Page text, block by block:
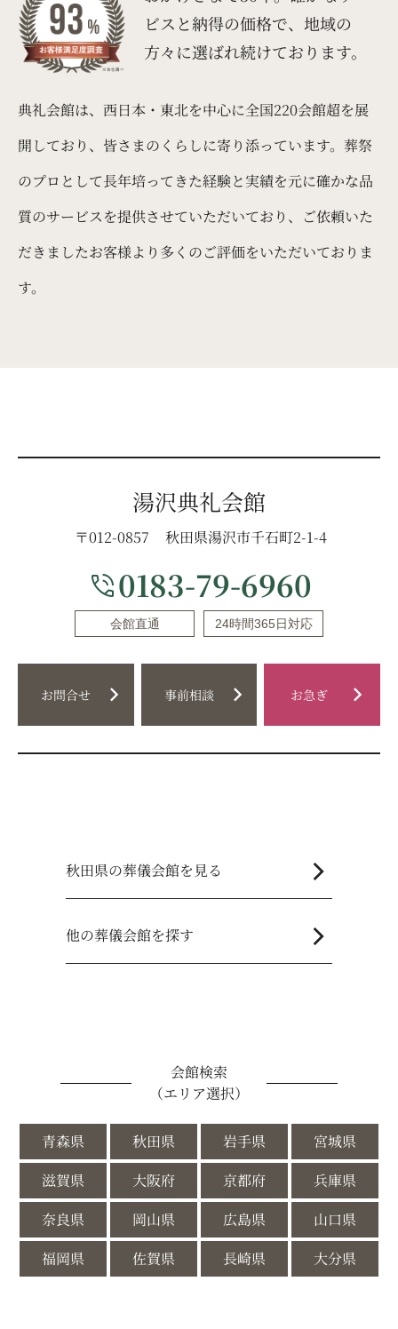
ビスと納得の価格で、地域の
方々に選ばれ続けております。
典礼会館は、西日本・東北を中心に全国220会館超を展
開しており、皆さまのくらしに寄り添っています。葬祭
のプロとして長年培ってきた経験と実績を元に確かな品
質のサービスを提供させていただいており、ご依頼いた
だきましたお客様より多くのご評価をいただいておりま
す。
湯沢典礼会館
〒012-0857 秋田県湯沢市千石町2-1-4
phone_in_talk0183-79-6960
会館直通 24時間365日対応
お問合せ chevron_right 事前相談 chevron_right お急ぎ chevron_right
秋田県の葬儀会館を見る chevron_right
他の葬儀会館を探す chevron_right
会館検索
（エリア選択）
青森県 秋田県 岩手県
宮城県
滋賀県
大阪府 京都府
兵庫県
奈良県
岡山県 広島県
山口県
福岡県
佐賀県 長崎県 大分県